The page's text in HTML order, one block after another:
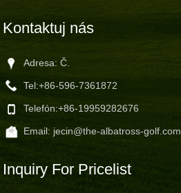
Kontaktuj nás
Adresa: Č.
Tel:+86-596-7361872
Telefón:+86-19959282676
Email: jecin@the-albatross-golf.com
Inquiry For Pricelist